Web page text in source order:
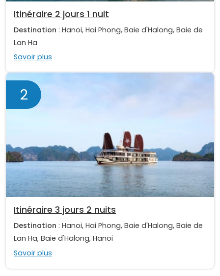
Itinéraire 2 jours 1 nuit
Destination : Hanoi, Hai Phong, Baie d'Halong, Baie de
Lan Ha
Savoir plus
2
Itinéraire 3 jours 2 nuits
Destination : Hanoi, Hai Phong, Baie d'Halong, Baie de
Lan Ha, Baie d'Halong, Hanoi
Savoir plus